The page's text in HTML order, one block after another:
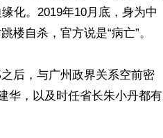
化。2019年10月底，身为中
自杀，官方说是“病亡”。
后，与广州政界关系空前密
华，以及时任省长朱小丹都有